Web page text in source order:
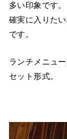
多い印象です。
確実に入りた
です。
ランチメニュ
セット形式。